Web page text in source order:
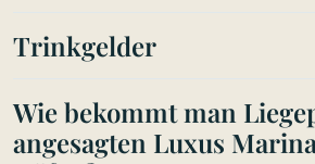
Trinkgelder
Wie bekommt man
angesagten Luxus